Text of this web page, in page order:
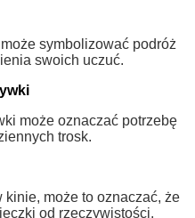
symbolizować podróż
swoich uczuć.
może oznaczać potrzebę
trosk.
może to oznaczać, że
od rzeczywistości.